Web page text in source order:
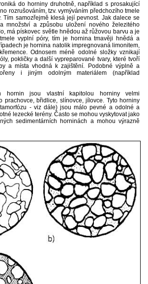
do horniny druhotně, například s prosakující
rozrušováním, tzv. vymýváním předchozího tmele
Tím samozřejmě klesá její pevnost. Jak dalece se
množství a způsobu uložení nového železitého
má pískovec světle hnědou až růžovou barvu a je
vyplní póry, tím je hornina tmavěji hnědá a
je hornina natolik impregnovaná limonitem,
Odnosem méně odolné složky vznikají
pokličky a další vypreparované tvary, které tvoří
a místa vhodná k zajištění. Podobné výplně a
i jiným odolným materiálem (například
hornin jsou vlastní kapitolou horniny velmi
prachovce, břidlice, slínovce, jílovce. Tyto horniny
- viz dále) jsou málo pevné a odolné a
lezecké terény. Často se mohou vyskytovat jako
sedimentárních horninách a mohou výrazně